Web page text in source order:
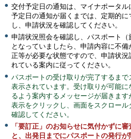
交付予定日の通知は、マイナポータ
予定日の通知が届くまでは、定期的
し、申請状況を確認してください。
申請状況照会を確認し、パスポート（
となっていましたら、申請内容に不
正等が必要な状態ですので、申請状況
れている案内に従ってください。
パスポートの受け取りが完了するまで
表示されています。受け取りが可能
るよう案内するメッセージが届きま
表示をクリックし、画面をスクロー
確認してください。
「要訂正」のお知らせに気付かずに
と、出発日までにパスポートの発行